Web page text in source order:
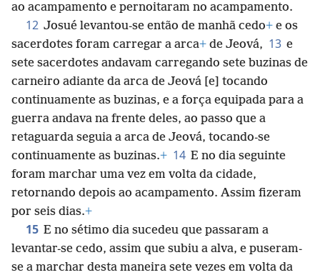
ao acampamento e pernoitaram no acampamento.
12 Josué levantou-se então de manhã cedo+ e os
sacerdotes foram carregar a arca+ de Jeová, 13 e
sete sacerdotes andavam carregando sete buzinas de
carneiro adiante da arca de Jeová [e] tocando
continuamente as buzinas, e a força equipada para a
guerra andava na frente deles, ao passo que a
retaguarda seguia a arca de Jeová, tocando-se
continuamente as buzinas.+ 14 E no dia seguinte
foram marchar uma vez em volta da cidade,
retornando depois ao acampamento. Assim fizeram
por seis dias.+
15 E no sétimo dia sucedeu que passaram a
levantar-se cedo, assim que subiu a alva, e puseram-
se a marchar desta maneira sete vezes em volta da